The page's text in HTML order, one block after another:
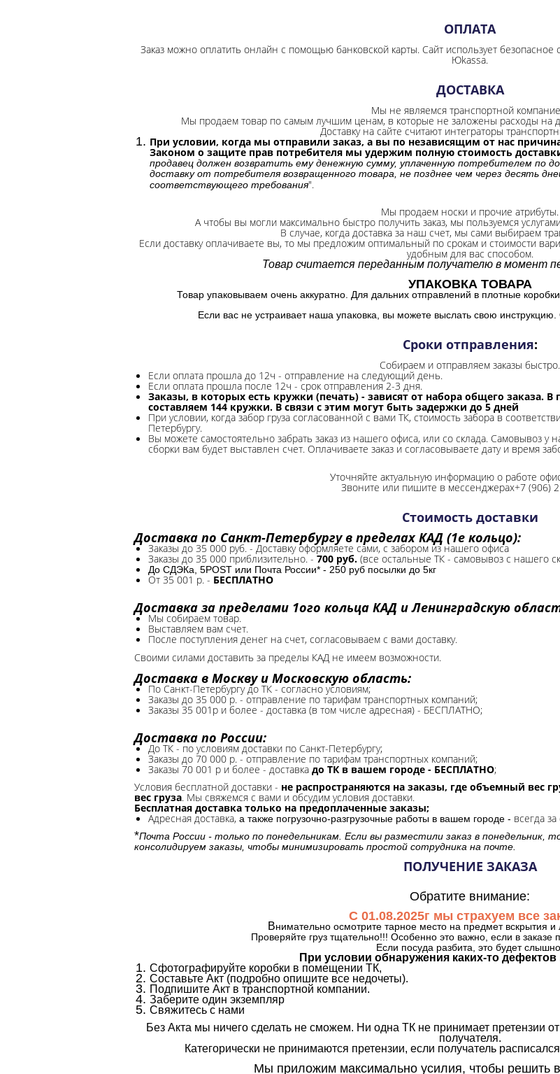
ОПЛАТА
Заказ можно оплатить онлайн с помощью банковской карты. Сайт использует безопасное
Юkassa.
ДОСТАВКА
Мы не являемся транспортной
Мы продаем товар по самым лучшим ценам, в которые не заложены расходы на
Доставку на сайте считают интеграторы
При условии, когда мы отправили заказ, а вы по независящим от нас
Законом о защите прав потребителя мы удержим полную стоимость
продавец должен возвратить ему денежную сумму, уплаченную потребителем по
доставку от потребителя возвращенного товара, не позднее чем через десять
соответствующего требования".
Мы продаем носки и прочие атрибуты.
А чтобы вы могли максимально быстро получить заказ, мы пользуемся
В случае, когда доставка за наш счет, мы сами выбираем
Если доставку оплачиваете вы, то мы предложим оптимальный по срокам и стоимости
удобным для вас способом.
Товар считается переданным получателю в момент
УПАКОВКА ТОВАРА
Товар упаковываем очень аккуратно. Для дальних отправлений в плотные
Если вас не устраивает наша упаковка, вы можете выслать свою инструкцию.
Сроки отправления:
Собираем и отправляем заказы быстро.
Если оплата прошла до 12ч - отправление на следующий день.
Если оплата прошла после 12ч - срок отправления 2-3 дня.
Заказы, в которых есть кружки (печать) - зависят от набора общего заказа.
составляем 144 кружки. В связи с этим могут быть задержки до 5 дней
При условии, когда забор груза согласованной с вами ТК, стоимость забора в
Петербургу.
Вы можете самостоятельно забрать заказ из нашего офиса, или со склада. Самовывоз у
сборки вам будет выставлен счет. Оплачиваете заказ и согласовываете дату и время
Уточняйте актуальную информацию о работе
Звоните или пишите в мессенджерах+7 (906)
Стоимость доставки
Доставка по Санкт-Петербургу в пределах КАД (1е кольцо):
Заказы до 35 000 руб. - Доставку оформляете сами, с забором из нашего офиса
Заказы до 35 000 приблизительно. - 700 руб. (все остальные ТК - самовывоз с нашего
До СДЭКа, 5POST или Почта России* - 250 руб посылки до 5кг
От 35 001 р. - БЕСПЛАТНО
Доставка за пределами 1ого кольца КАД и Ленинградскую
Мы собираем товар.
Выставляем вам счет.
После поступления денег на счет, согласовываем с вами доставку.
Своими силами доставить за пределы КАД не имеем возможности.​
Доставка в Москву и Московскую область:
По Санкт-Петербургу до ТК - согласно условиям;
Заказы до 35 000 р. - отправление по тарифам транспортных компаний;
Заказы 35 001р и более - доставка (в том числе адресная) - БЕСПЛАТНО;
Доставка по России:
До ТК - по условиям доставки по Санкт-Петербургу;
Заказы до 70 000 р. - отправление по тарифам транспортных компаний;
Заказы 70 001 р и более - доставка до ТК в вашем городе - БЕСПЛАТНО;
Условия бесплатной доставки - не распространяются на заказы, где объемный вес
вес груза. Мы свяжемся с вами и обсудим условия доставки.
Бесплатная доставка только на предоплаченные заказы;
Адресная доставка, а также погрузочно-разгрузочные работы в вашем городе - всегда
*Почта России - только по понедельникам. Если вы разместили заказ в понедельник,
консолидируем заказы, чтобы минимизировать простой сотрудника на почте.
ПОЛУЧЕНИЕ ЗАКАЗА
Обратите внимание:
С 01.08.2025г мы страхуем все
Внимательно осмотрите тарное место на предмет вскрытия
Проверяйте груз тщательно!!! Особенно это важно, если в
Если посуда разбита, это будет
При условии обнаружения каких-то
Сфотографируйте коробки в помещении ТК,
Составьте Акт (подробно опишите все недочеты).
Подпишите Акт в транспортной компании.
Заберите один экземпляр
Свяжитесь с нами
Без Акта мы ничего сделать не сможем. Ни одна ТК не принимает претензии
получателя.
Категорически не принимаются претензии, если получатель
Мы приложим максимально усилия, чтобы решить